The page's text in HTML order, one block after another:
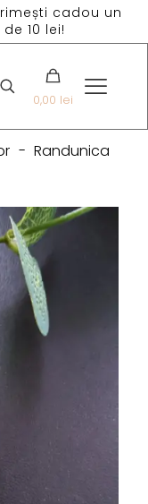
cadou un
10 lei!
0,00 lei
- Randunica